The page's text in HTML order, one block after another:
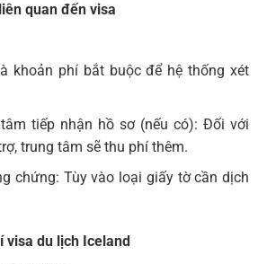
quan đến visa
khoản phí bắt buộc để hệ thống xét
tiếp nhận hồ sơ (nếu có): Đối với
trung tâm sẽ thu phí thêm.
chứng: Tùy vào loại giấy tờ cần dịch
visa du lịch Iceland